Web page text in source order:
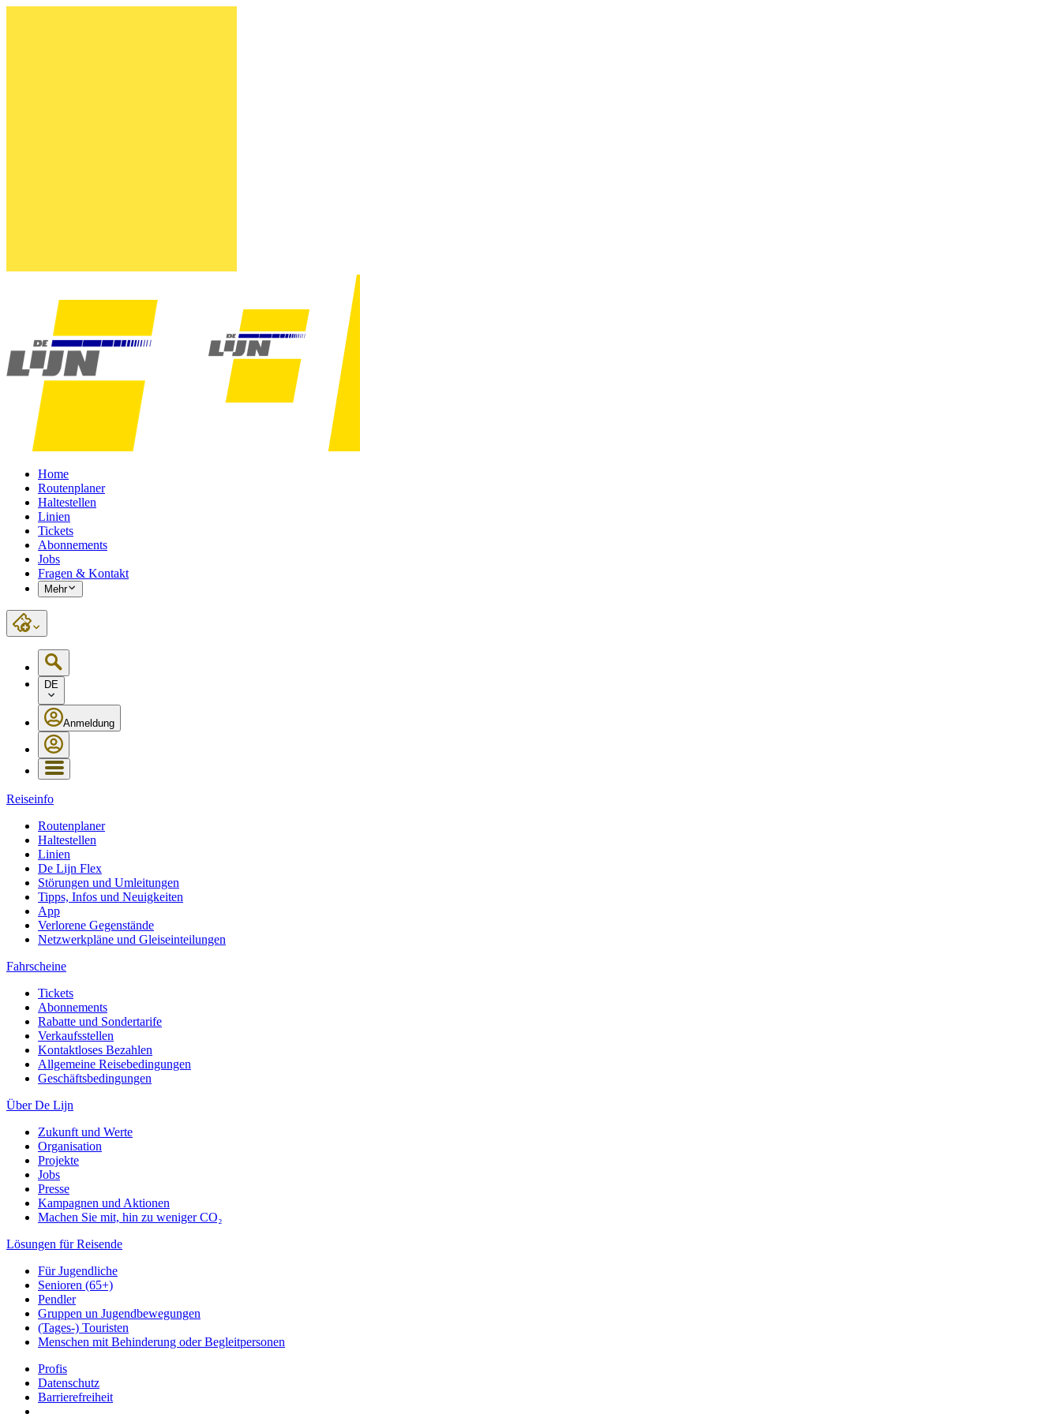
Home
Routenplaner
Haltestellen
Linien
Tickets
Abonnements
Jobs
Fragen & Kontakt
Mehr
DE
Anmeldung
Reiseinfo
Routenplaner
Haltestellen
Linien
De Lijn Flex
Störungen und Umleitungen
Tipps, Infos und Neuigkeiten
App
Verlorene Gegenstände
Netzwerkpläne und Gleiseinteilungen
Fahrscheine
Tickets
Abonnements
Rabatte und Sondertarife
Verkaufsstellen
Kontaktloses Bezahlen
Allgemeine Reisebedingungen
Geschäftsbedingungen
Über De Lijn
Zukunft und Werte
Organisation
Projekte
Jobs
Presse
Kampagnen und Aktionen
Machen Sie mit, hin zu weniger CO₂
Lösungen für Reisende
Für Jugendliche
Senioren (65+)
Pendler
Gruppen un Jugendbewegungen
(Tages-) Touristen
Menschen mit Behinderung oder Begleitpersonen
Profis
Datenschutz
Barrierefreiheit